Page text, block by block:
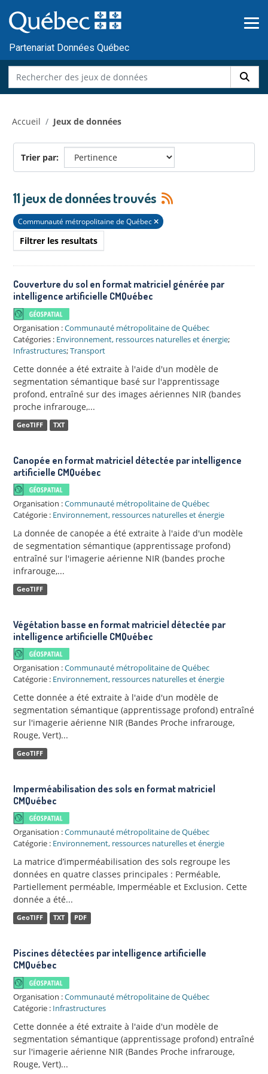
au
contenu
Partenariat Données Québec
Accueil Jeux de données
Trier par
11 jeux de données trouvés
Communauté métropolitaine de Québec
Filtrer les resultats
Couverture du sol en format matriciel générée par
intelligence artificielle CMQuébec
Organisation :Communauté métropolitaine de Québec
Catégories : Environnement, ressources naturelles et énergie;
Infrastructures;Transport
Cette donnée a été extraite à l'aide d'un modèle de
segmentation sémantique basé sur l'apprentissage
profond, entraîné sur des images aériennes NIR (bandes
proche infrarouge,...
GeoTIFF TXT
Canopée en format matriciel détectée par intelligence
artificielle CMQuébec
Organisation :Communauté métropolitaine de Québec
Catégorie : Environnement, ressources naturelles et énergie
La donnée de canopée a été extraite à l'aide d'un modèle
de segmentation sémantique (apprentissage profond)
entraîné sur l'imagerie aérienne NIR (bandes proche
infrarouge,...
GeoTIFF
Végétation basse en format matriciel détectée par
intelligence artificielle CMQuébec
Organisation :Communauté métropolitaine de Québec
Catégorie : Environnement, ressources naturelles et énergie
Cette donnée a été extraite à l'aide d'un modèle de
segmentation sémantique (apprentissage profond) entraîné
sur l'imagerie aérienne NIR (Bandes Proche infrarouge,
Rouge, Vert)...
GeoTIFF
Imperméabilisation des sols en format matriciel
CMQuébec
Organisation :Communauté métropolitaine de Québec
Catégorie : Environnement, ressources naturelles et énergie
La matrice d’imperméabilisation des sols regroupe les
données en quatre classes principales : Perméable,
Partiellement perméable, Imperméable et Exclusion. Cette
donnée a été...
GeoTIFF TXT PDF
Piscines détectées par intelligence artificielle
CMQuébec
Organisation :Communauté métropolitaine de Québec
Catégorie : Infrastructures
Cette donnée a été extraite à l'aide d'un modèle de
segmentation sémantique (apprentissage profond) entraîné
sur l'imagerie aérienne NIR (Bandes Proche infrarouge,
Rouge, Vert)...